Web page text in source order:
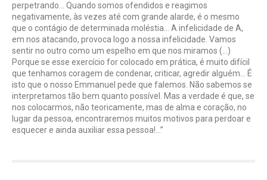
perpetrando… Quando somos ofendidos e reagimos
negativamente, às vezes até com grande alarde, é o mesmo
que o contágio de determinada moléstia… A infelicidade de A,
em nos atacando, provoca logo a nossa infelicidade. Vamos
sentir no outro como um espelho em que nos miramos (…)
Porque se esse exercício for colocado em prática, é muito difícil
que tenhamos coragem de condenar, criticar, agredir alguém… É
isto que o nosso Emmanuel pede que falemos. Não sabemos se
interpretamos tão bem quanto possível. Mas a verdade é que, se
nos colocarmos, não teoricamente, mas de alma e coração, no
lugar da pessoa, encontraremos muitos motivos para perdoar e
esquecer e ainda auxiliar essa pessoa!…”